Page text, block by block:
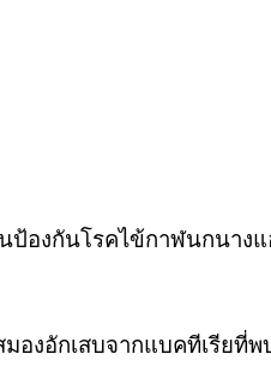
องกันโรคไข้กาฬนกนางแ
งอักเสบจากแบคทีเรียที่พ